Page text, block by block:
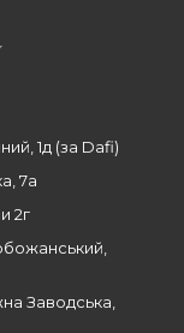
1д (за Dafi)
7а
2г
Заводська,